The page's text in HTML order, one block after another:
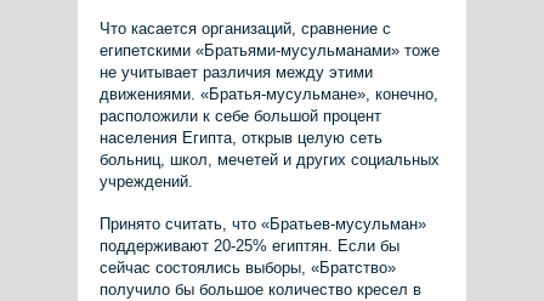
Что касается организаций, сравнение с
египетскими «Братьями-мусульманами» тоже
не учитывает различия между этими
движениями. «Братья-мусульмане», конечно,
расположили к себе большой процент
населения Египта, открыв целую сеть
больниц, школ, мечетей и других социальных
учреждений.
Принято считать, что «Братьев-мусульман»
поддерживают 20-25% египтян. Если бы
сейчас состоялись выборы, «Братство»
получило бы большое количество кресел в